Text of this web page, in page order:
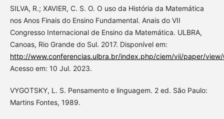
SILVA, R.; XAVIER, C. S. O. O uso da História da Matemática
nos Anos Finais do Ensino Fundamental. Anais do VII
Congresso Internacional de Ensino da Matemática. ULBRA,
Canoas, Rio Grande do Sul. 2017. Disponível em:
http://www.conferencias.ulbra.br/index.php/ciem/vii/paper/
Acesso em: 10 Jul. 2023.
VYGOTSKY, L. S. Pensamento e linguagem. 2 ed. São Paulo:
Martins Fontes, 1989.